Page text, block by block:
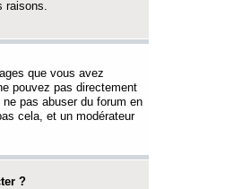
raisons.
que vous avez
pouvez pas directement
pas abuser du forum en
cela, et un modérateur
?